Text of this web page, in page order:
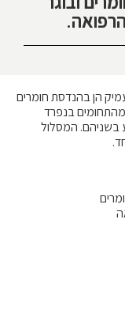
.
הן בהנדסת חומרים
בנפרד
בשניהם. המסלול